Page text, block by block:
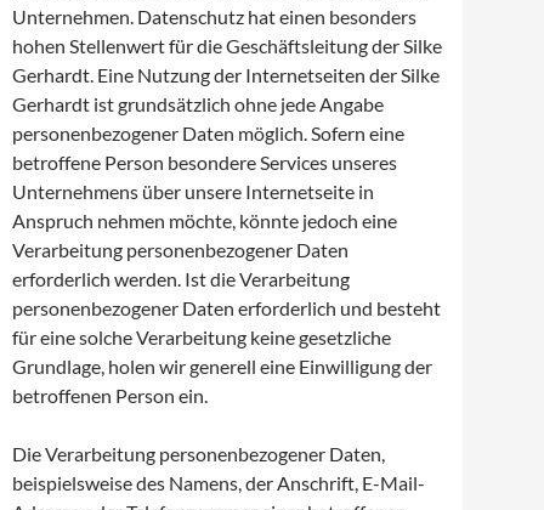
Unternehmen. Datenschutz hat einen besonders
hohen Stellenwert für die Geschäftsleitung der Silke
Gerhardt. Eine Nutzung der Internetseiten der Silke
Gerhardt ist grundsätzlich ohne jede Angabe
personenbezogener Daten möglich. Sofern eine
betroffene Person besondere Services unseres
Unternehmens über unsere Internetseite in
Anspruch nehmen möchte, könnte jedoch eine
Verarbeitung personenbezogener Daten
erforderlich werden. Ist die Verarbeitung
personenbezogener Daten erforderlich und besteht
für eine solche Verarbeitung keine gesetzliche
Grundlage, holen wir generell eine Einwilligung der
betroffenen Person ein.
Die Verarbeitung personenbezogener Daten,
beispielsweise des Namens, der Anschrift, E-Mail-